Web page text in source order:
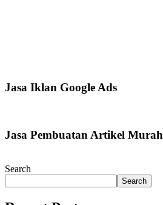
Jasa Iklan Google Ads
Jasa Pembuatan Artikel Murah
Search
Search